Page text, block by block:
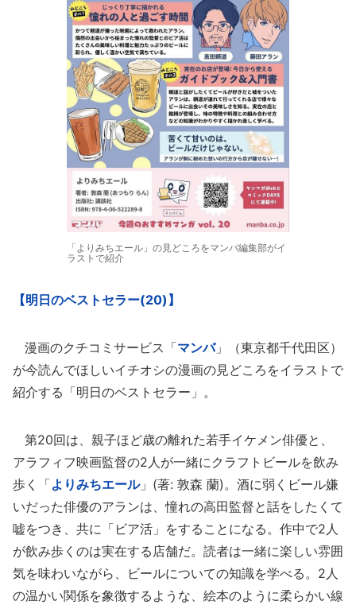
「よりみちエール」の見どころをマンバ編集部がイ
ラストで紹介
【明日のベストセラー(20)】
漫画のクチコミサービス「マンバ」（東京都千代田区）
が今読んでほしいイチオシの漫画の見どころをイラストで
紹介する「明日のベストセラー」。
第20回は、親子ほど歳の離れた若手イケメン俳優と、
アラフィフ映画監督の2人が一緒にクラフトビールを飲み
歩く「よりみちエール」(著: 敦森 蘭)。酒に弱くビール嫌
いだった俳優のアランは、憧れの高田監督と話をしたくて
嘘をつき、共に「ビア活」をすることになる。作中で2人
が飲み歩くのは実在する店舗だ。読者は一緒に楽しい雰囲
気を味わいながら、ビールについての知識を学べる。2人
の温かい関係を象徴するような、絵本のように柔らかい線